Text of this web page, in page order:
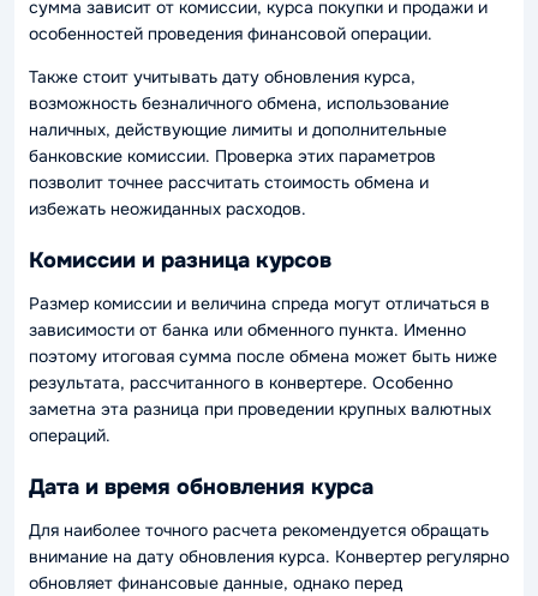
сумма зависит от комиссии, курса покупки и продажи и
особенностей проведения финансовой операции.
Также стоит учитывать дату обновления курса,
возможность безналичного обмена, использование
наличных, действующие лимиты и дополнительные
банковские комиссии. Проверка этих параметров
позволит точнее рассчитать стоимость обмена и
избежать неожиданных расходов.
Комиссии и разница курсов
Размер комиссии и величина спреда могут отличаться в
зависимости от банка или обменного пункта. Именно
поэтому итоговая сумма после обмена может быть ниже
результата, рассчитанного в конвертере. Особенно
заметна эта разница при проведении крупных валютных
операций.
Дата и время обновления курса
Для наиболее точного расчета рекомендуется обращать
внимание на дату обновления курса. Конвертер регулярно
обновляет финансовые данные, однако перед